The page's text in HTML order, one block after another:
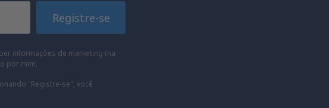
Registre-se
informações de marketing (na
por mim.
"Registre-se", você